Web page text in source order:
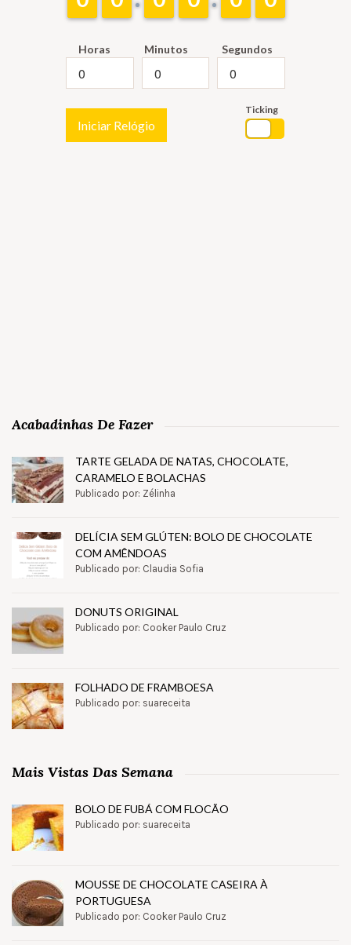
Horas Minutos Segundos
Iniciar Relógio
Ticking
Acabadinhas De Fazer
TARTE GELADA DE NATAS, CHOCOLATE,
CARAMELO E BOLACHAS
Publicado por: Zélinha
DELÍCIA SEM GLÚTEN: BOLO DE CHOCOLATE
COM AMÊNDOAS
Publicado por: Claudia Sofia
DONUTS ORIGINAL
Publicado por: Cooker Paulo Cruz
FOLHADO DE FRAMBOESA
Publicado por: suareceita
Mais Vistas Das Semana
BOLO DE FUBÁ COM FLOCÃO
Publicado por: suareceita
MOUSSE DE CHOCOLATE CASEIRA À
PORTUGUESA
Publicado por: Cooker Paulo Cruz